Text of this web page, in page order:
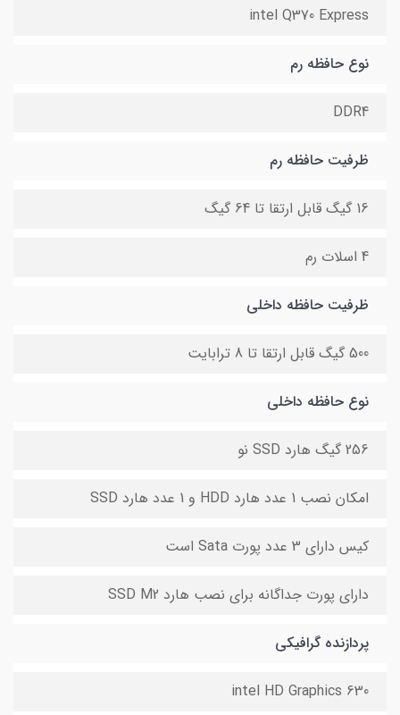
intel Q370 Express
نوع حافظه رم
DDR4
ظرفیت حافظه رم
16 گیگ قابل ارتقا تا 64 گیگ
4 اسلات رم
ظرفیت حافظه داخلی
500 گیگ قابل ارتقا تا 8 ترابایت
نوع حافظه داخلی
256 گیگ هارد SSD نو
امکان نصب 1 عدد هارد HDD و 1 عدد هارد SSD
کیس دارای 3 عدد پورت Sata است
دارای پورت جداگانه برای نصب هارد SSD M2
پردازنده گرافیکی
intel HD Graphics 630